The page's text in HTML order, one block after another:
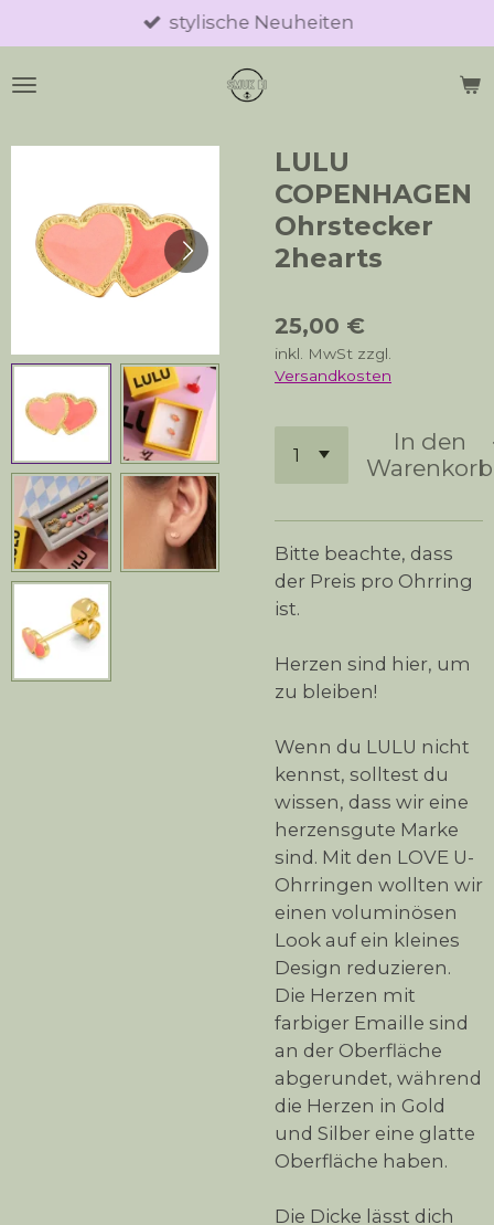
Hauptinhalt
springen
stylische Neuheiten
LULU
COPENHAGEN
Ohrstecker
2hearts
25,00 €
inkl. MwSt zzgl.
Versandkosten
In den
Warenkorb
Bitte beachte, dass
der Preis pro Ohrring
ist.
Herzen sind hier, um
zu bleiben!
Wenn du LULU nicht
kennst, solltest du
wissen, dass wir eine
herzensgute Marke
sind. Mit den LOVE U-
Ohrringen wollten wir
einen voluminösen
Look auf ein kleines
Design reduzieren.
Die Herzen mit
farbiger Emaille sind
an der Oberfläche
abgerundet, während
die Herzen in Gold
und Silber eine glatte
Oberfläche haben.
Die Dicke lässt dich